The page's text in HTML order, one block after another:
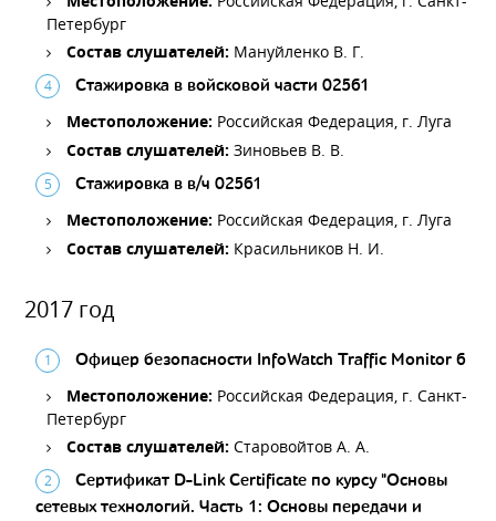
Петербург
Состав слушателей: Мануйленко В. Г.
Стажировка в войсковой части 02561
Местоположение: Российская Федерация, г. Луга
Состав слушателей:Зиновьев В. В.
Стажировка в в/ч 02561
Местоположение: Российская Федерация, г. Луга
Состав слушателей: Красильников Н. И.
2017 год
Офицер безопасности InfoWatch Traffic Monitor 6
Местоположение: Российская Федерация, г. Санкт-
Петербург
Состав слушателей:Старовойтов А. А.
Сертификат D-Link Certificate по курсу "Основы
сетевых технологий. Часть 1: Основы передачи и